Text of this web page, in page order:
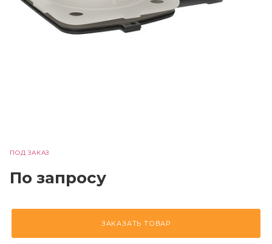
ПОД ЗАКАЗ
По запросу
ЗАКАЗАТЬ ТОВАР